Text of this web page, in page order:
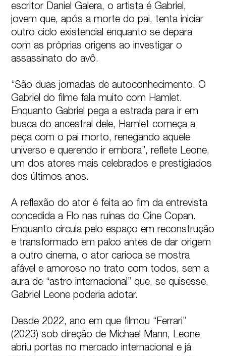
escritor Daniel Galera, o artista é Gabriel,
jovem que, após a morte do pai, tenta iniciar
outro ciclo existencial enquanto se depara
com as próprias origens ao investigar o
assassinato do avô.
“São duas jornadas de autoconhecimento. O
Gabriel do filme fala muito com Hamlet.
Enquanto Gabriel pega a estrada para ir em
busca do ancestral dele, Hamlet começa a
peça com o pai morto, renegando aquele
universo e querendo ir embora”, reflete Leone,
um dos atores mais celebrados e prestigiados
dos últimos anos.
A reflexão do ator é feita ao fim da entrevista
concedida a Flo nas ruínas do Cine Copan.
Enquanto circula pelo espaço em reconstrução
e transformado em palco antes de dar origem
a outro cinema, o ator carioca se mostra
afável e amoroso no trato com todos, sem a
aura de “astro internacional” que, se quisesse,
Gabriel Leone poderia adotar.
Desde 2022, ano em que filmou “Ferrari”
(2023) sob direção de Michael Mann, Leone
abriu portas no mercado internacional e já